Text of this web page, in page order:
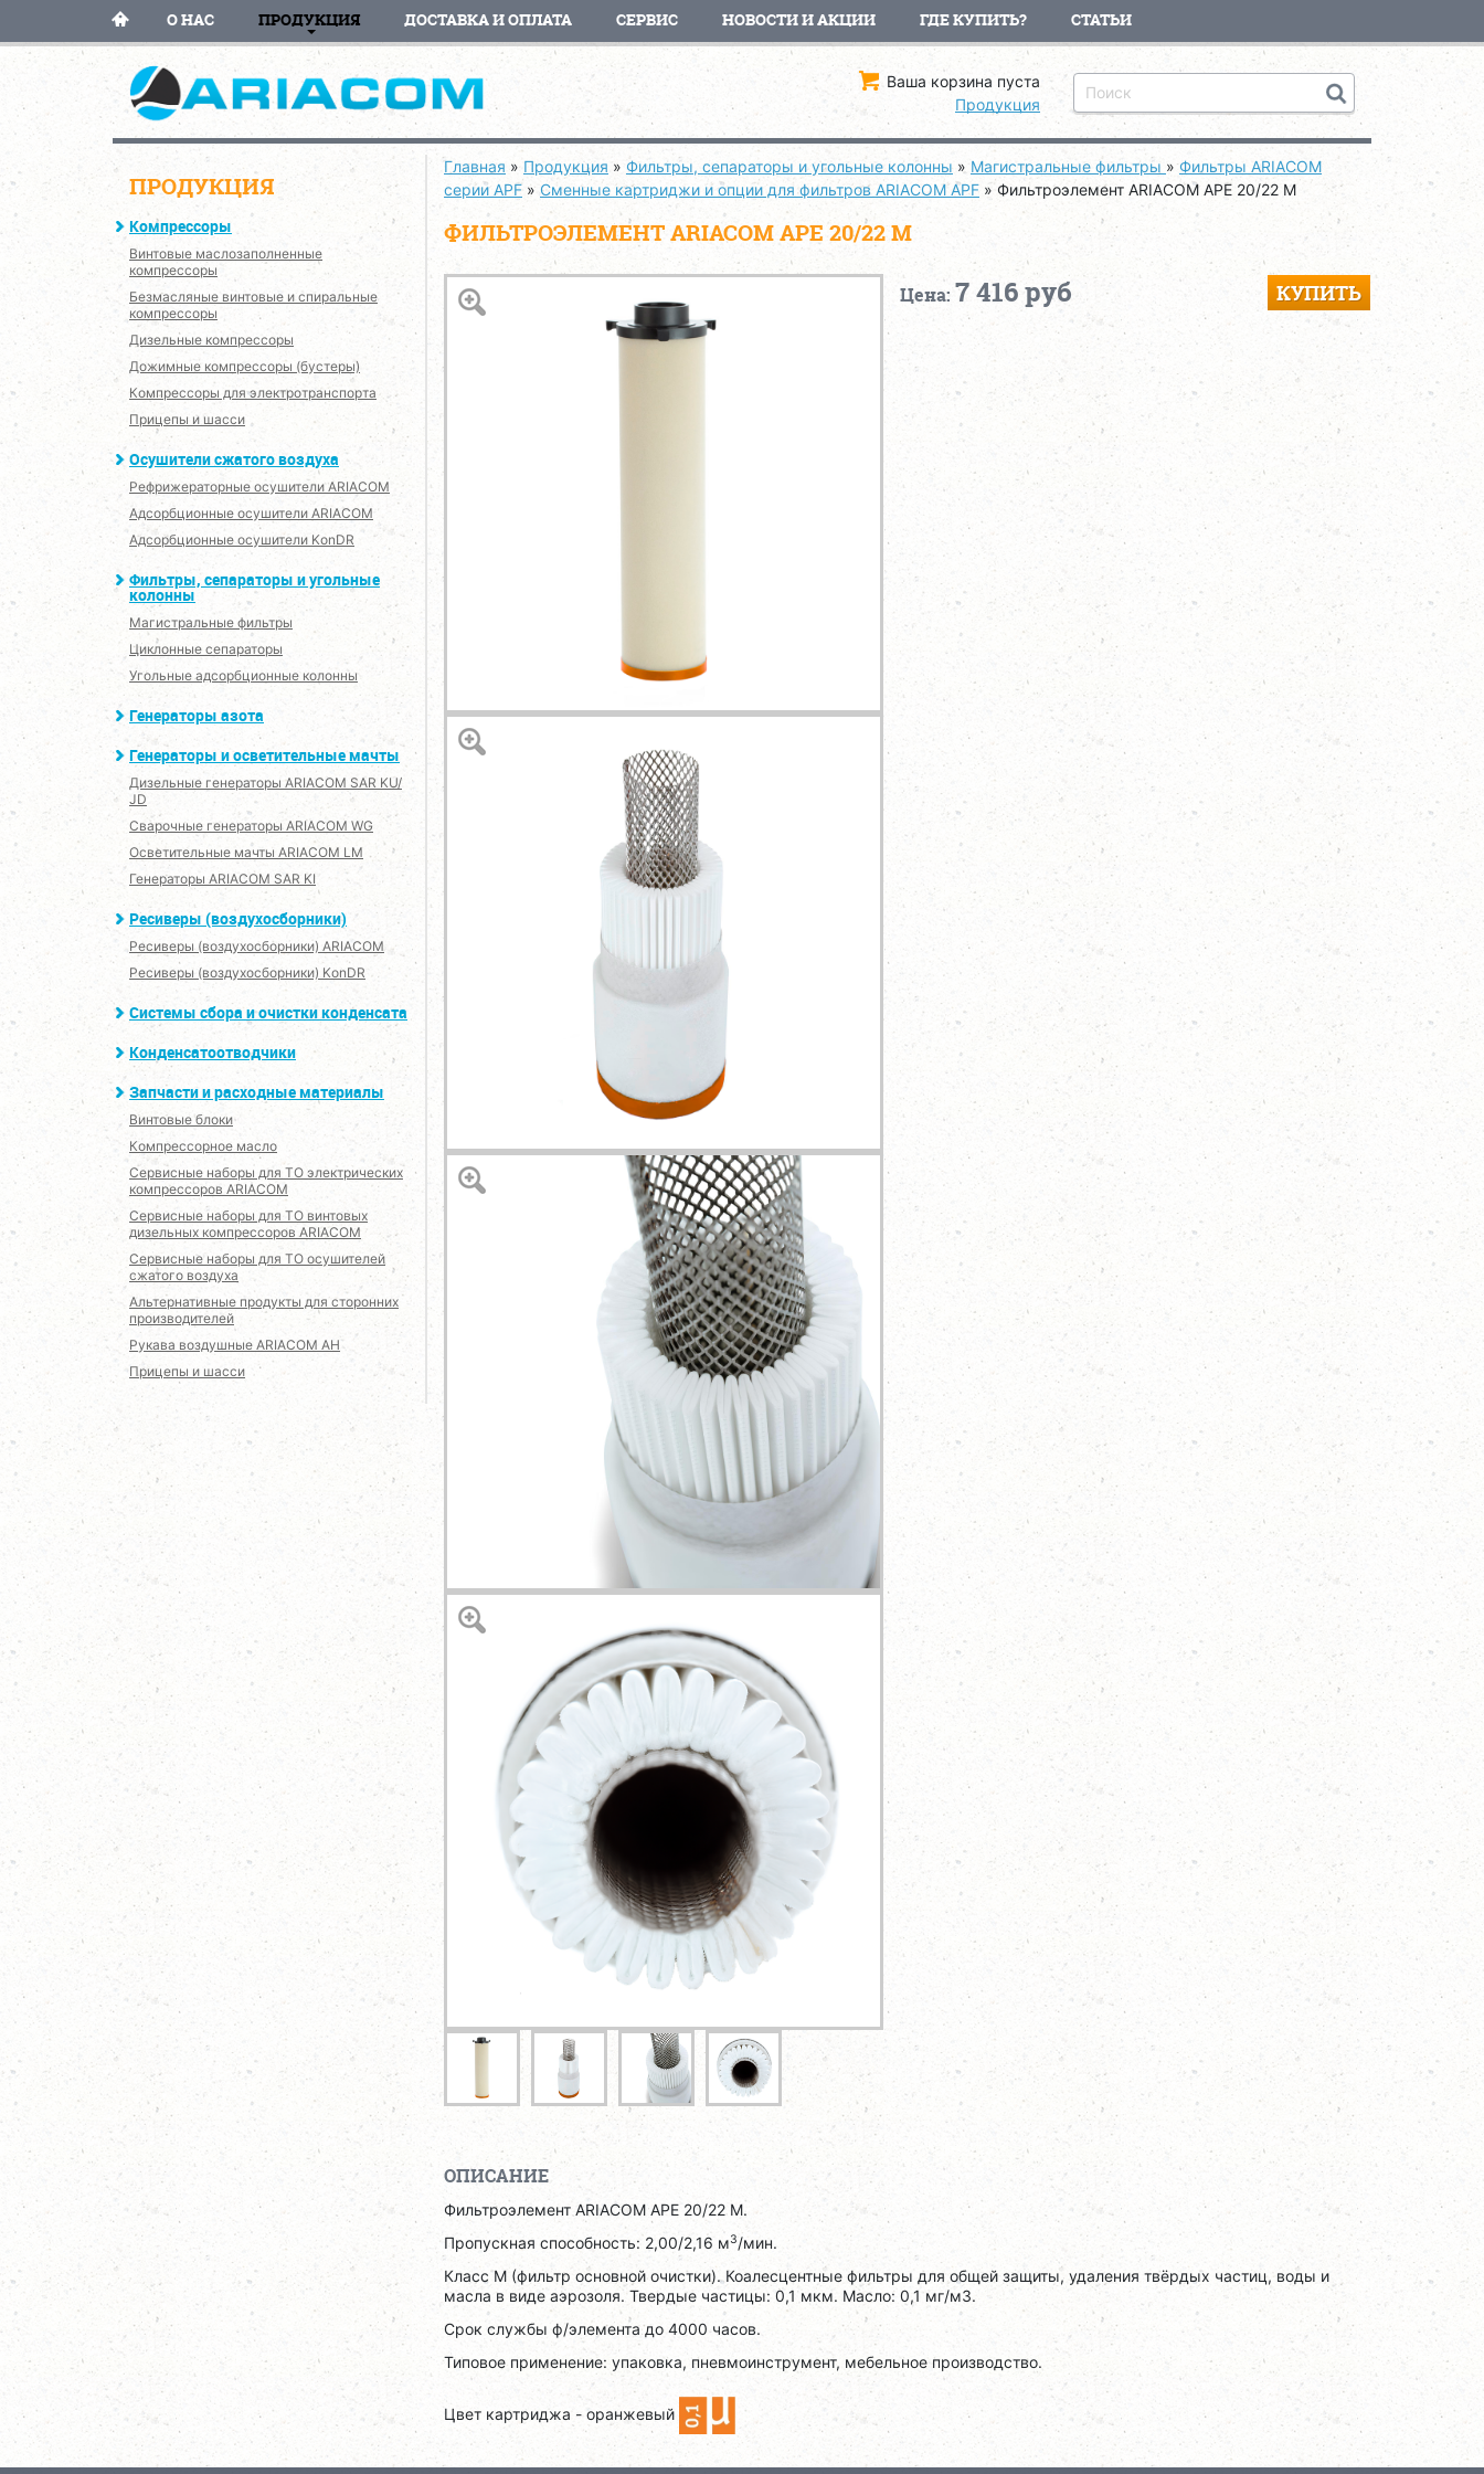
О НАС ПРОДУКЦИЯ ДОСТАВКА И ОПЛАТА СЕРВИС НОВОСТИ И АКЦИИ ГДЕ КУПИТЬ? СТАТЬИ
Ваша корзина пуста
Продукция
ПРОДУКЦИЯ
Компрессоры
Винтовые маслозаполненные
компрессоры
Безмасляные винтовые и спиральные
компрессоры
Дизельные компрессоры
Дожимные компрессоры (бустеры)
Компрессоры для электротранспорта
Прицепы и шасси
Осушители сжатого воздуха
Рефрижераторные осушители ARIACOM
Адсорбционные осушители ARIACOM
Адсорбционные осушители KonDR
Фильтры, сепараторы и угольные
колонны
Магистральные фильтры
Циклонные сепараторы
Угольные адсорбционные колонны
Генераторы азота
Генераторы и осветительные мачты
Дизельные генераторы ARIACOM SAR KU/
JD
Сварочные генераторы ARIACOM WG
Осветительные мачты ARIACOM LM
Генераторы ARIACOM SAR KI
Ресиверы (воздухосборники)
Ресиверы (воздухосборники) ARIACOM
Ресиверы (воздухосборники) KonDR
Системы сбора и очистки конденсата
Конденсатоотводчики
Запчасти и расходные материалы
Винтовые блоки
Компрессорное масло
Сервисные наборы для ТО электрических
компрессоров ARIACOM
Сервисные наборы для ТО винтовых
дизельных компрессоров ARIACOM
Сервисные наборы для ТО осушителей
сжатого воздуха
Альтернативные продукты для сторонних
производителей
Рукава воздушные ARIACOM AH
Прицепы и шасси
Главная » Продукция » Фильтры, сепараторы и угольные колонны » Магистральные фильтры »Фильтры ARIACOM
серии APF » Сменные картриджи и опции для фильтров ARIACOM APF » Фильтроэлемент ARIACOM APE 20/22 M
ФИЛЬТРОЭЛЕМЕНТ ARIACOM APE 20/22 M
Цена: 7 416 руб КУПИТЬ
ОПИСАНИЕ
Фильтроэлемент ARIACOM APE 20/22 M.
Пропускная способность: 2,00/2,16 м3/мин.
Класс M (фильтр основной очистки). Коалесцентные фильтры для общей защиты, удаления твёрдых частиц, воды и
масла в виде аэрозоля. Твердые частицы: 0,1 мкм. Масло: 0,1 мг/м3.
Срок службы ф/элемента до 4000 часов.
Типовое применение: упаковка, пневмоинструмент, мебельное производство.
Цвет картриджа - оранжевый